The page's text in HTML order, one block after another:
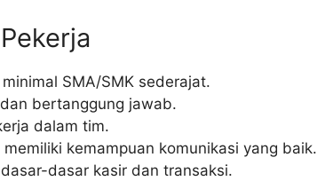
SMA/SMK sederajat.
bertanggung jawab.
dalam tim.
memiliki kemampuan komunikasi yang baik.
dasar kasir dan transaksi.